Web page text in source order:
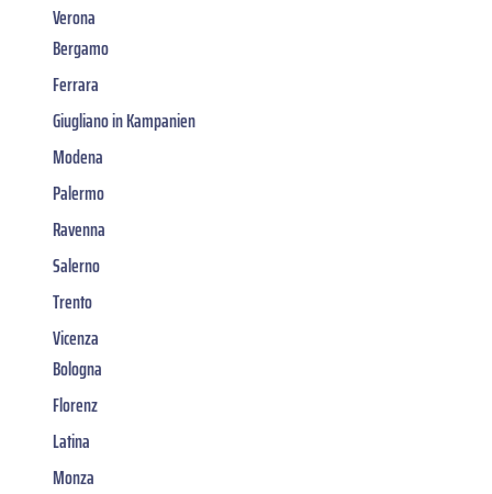
Verona
Bergamo
Ferrara
Giugliano in Kampanien
Modena
Palermo
Ravenna
Salerno
Trento
Vicenza
Bologna
Florenz
Latina
Monza